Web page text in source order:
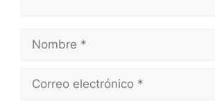
electrónico